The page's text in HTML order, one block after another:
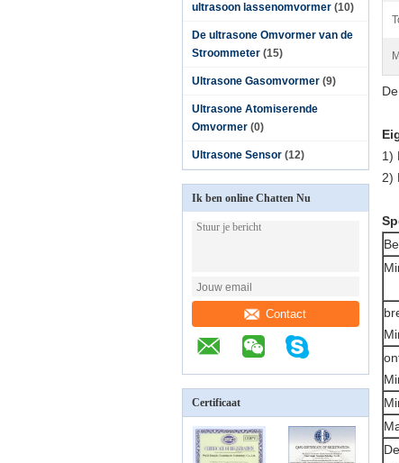
ultrasoon lassenomvormer (10)
De ultrasone Omvormer van de
Stroommeter (15)
Ultrasone Gasomvormer (9)
Ultrasone Atomiserende
Omvormer (0)
Ultrasone Sensor (12)
Ik ben online Chatten Nu
Contact
Certificaat
1)
2)